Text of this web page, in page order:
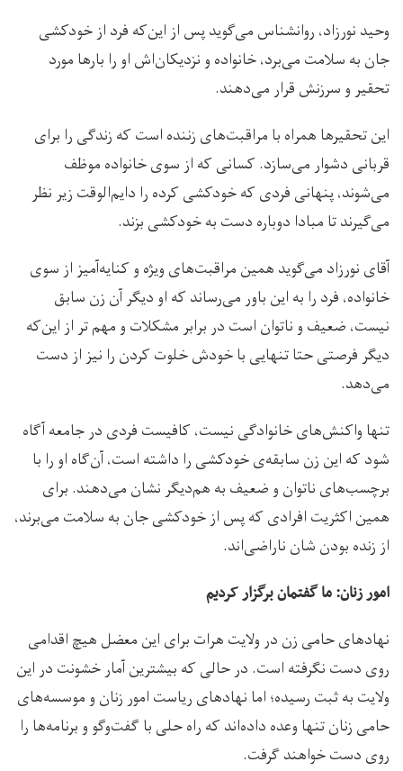
وحید نورزاد، روانشناس می‌گوید پس از این‌که فرد از خودکشی
جان به سلامت می‌برد، خانواده و نزدیکان‌اش او را بارها مورد
تحقیر و سرزنش قرار می‌دهند.
این تحقیرها همراه با مراقبت‌های زننده است که زندگی را برای
قربانی دشوار می‌سازد. کسانی که از سوی خانواده موظف
می‌شوند، پنهانی فردی که خودکشی کرده را دایم‌الوقت زیر نظر
می‌گیرند تا مبادا دوباره دست به خودکشی بزند.
آقای نورزاد می‌گوید همین مراقبت‌های ویژه و کنایه‌آمیز از سوی
خانواده، فرد را به این باور می‌رساند که او دیگر آن زن سابق
نیست، ضعیف و ناتوان است در برابر مشکلات و مهم تر از این‌که
دیگر فرصتی حتا تنهایی با خودش خلوت کردن را نیز از دست
می‌دهد.
تنها واکنش‌های خانوادگی نیست، کافیست فردی در جامعه آگاه
شود که این زن سابقه‌ی خودکشی را داشته است، آن‌گاه او را با
برچسب‌های ناتوان و ضعیف به هم‌دیگر نشان می‌دهند. برای
همین اکثریت افرادی که پس از خودکشی جان به سلامت می‌برند،
از زنده بودن شان ناراضی‌اند.
امور زنان: ما گفتمان برگزار کردیم
نهادهای حامی زن در ولایت هرات برای این معضل هیچ اقدامی
روی دست نگرفته است. در حالی که بیشترین آمار خشونت در این
ولایت به ثبت رسیده؛ اما نهادهای ریاست امور زنان و موسسه‌های
حامی زنان تنها وعده داده‌اند که راه حلی با گفت‌وگو و برنامه‌ها را
روی دست خواهند گرفت.